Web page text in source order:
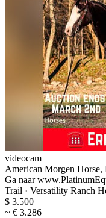
videocam
American Morgen Horse,
Ga naar
Trail · Versatility Ranch
$ 3.500
~ € 3.286